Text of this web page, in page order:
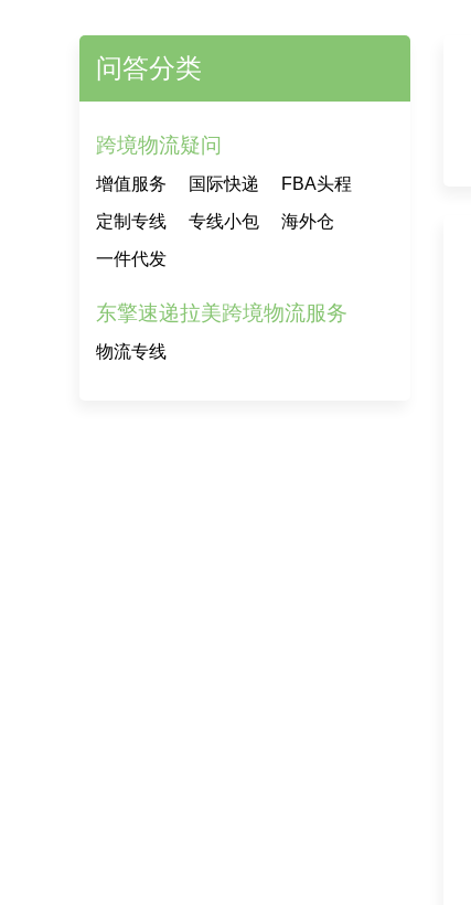
问答分类
跨境物流疑问
增值服务 国际快递
FBA头程
定制专线
专线小包
海外仓
一件代发
东擎速递拉美跨境物流服务
物流专线